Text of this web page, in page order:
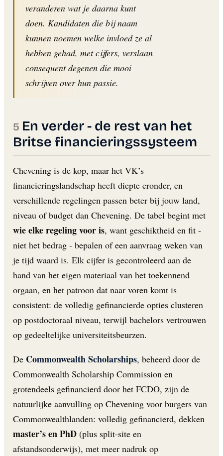
veranderen wat je daarna kunt
doen. Kandidaten die bij naam
kunnen noemen welke invloed ze al
hebben gehad, met cijfers, verslaan
consequent degenen die mooi
schrijven over hun passie.
En verder - de rest van het
Britse financieringssysteem
Chevening is de kop, maar het VK’s
financieringslandschap heeft diepte eronder, en
verschillende regelingen passen beter bij jouw land,
niveau of budget dan Chevening. De tabel begint met
wie elke regeling voor is, want geschiktheid en fit -
niet het bedrag - bepalen of een aanvraag weken van
je tijd waard is. Elk cijfer is gecontroleerd aan de
hand van het eigen materiaal van het toekennend
orgaan, en het patroon dat naar voren komt is
consistent: de volledig gefinancierde opties clusteren
op postdoctoraal niveau, terwijl bachelors vertrouwen
op gedeeltelijke universiteitsbeurzen.
De Commonwealth Scholarships, beheerd door de
Commonwealth Scholarship Commission en
grotendeels gefinancierd door het FCDO, zijn de
natuurlijke aanvulling op Chevening voor burgers van
Commonwealthlanden: volledig gefinancierd, dekken
master’s en PhD (plus split-site en
afstandsonderwijs), met meer nadruk op